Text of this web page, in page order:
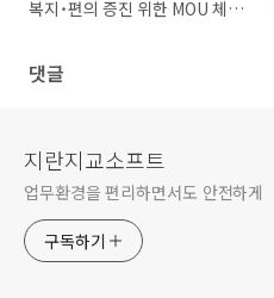
복지˙편의 증진 위한 MOU 체결
댓글
지란지교소프트
업무환경을 편리하면서도 안전하게
구독하기